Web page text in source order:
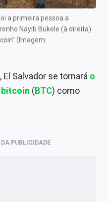
a primeira pessoa a
Nayib Bukele (à direita)
(Imagem:
Salvador se tornará o
bitcoin (BTC) como
PUBLICIDADE